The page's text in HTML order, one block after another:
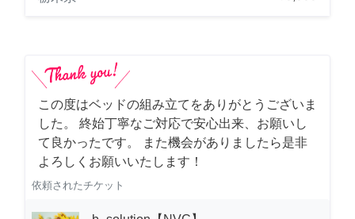
この度はベッドの組み立てをありがとうございま
した。 終始丁寧なご対応で安心出来、お願いし
て良かったです。 また機会がありましたら是非
よろしくお願いいたします！
依頼されたチケット